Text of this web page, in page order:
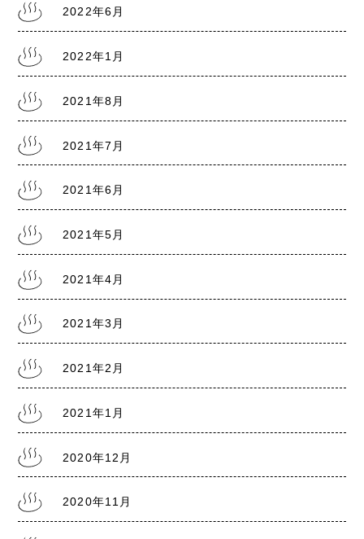
2021.8.5
2021.7.30
熊本銭湯の日記『熊本まん延防止宣言7/31～
2021.7.28
熊本銭湯の日記『リスクレベル5 厳戒警報』
2022年6月
2022年1月
2021年8月
2021年7月
2021年6月
2021年5月
2021年4月
2021年3月
2021年2月
2021年1月
2020年12月
2020年11月